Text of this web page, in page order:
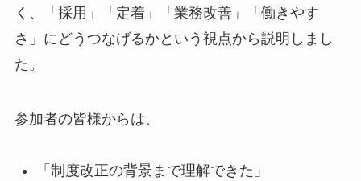
く、「採用」「定着」「業務改善」「働きやす
さ」にどうつなげるかという視点から説明しまし
た。
参加者の皆様からは、
「制度改正の背景まで理解できた」